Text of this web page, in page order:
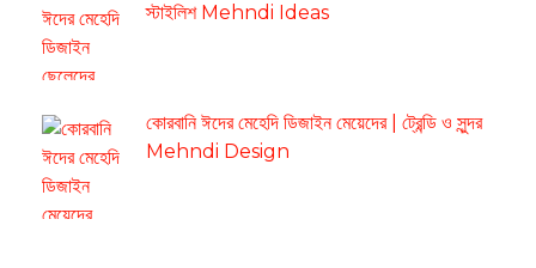
স্টাইলিশ Mehndi Ideas
কোরবানি ঈদের মেহেদি ডিজাইন মেয়েদের | ট্রেন্ডি ও সুন্দর
Mehndi Design